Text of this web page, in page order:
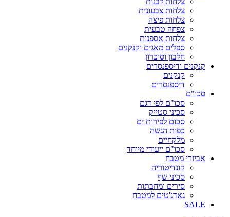
צלחות צבעונית
צלחות פיצה
צפחה טבעית
צלחות אספנות
ספלים מאגים וקנקנים
חלבון וסוכרון
קנקנים ודיספנסרים
קנקנים
דיספנסרים
סכו"ם
סכו"ם לפי דגם
סכיני סטייק
סכום לפירות ים
כפות הגשה
מלקחיים
סכו"ם ייעודי מיוחד
אביזרי מטבח
קונדיטוריה
סכיני שף
סירים ומחבתות
גאדג'טים למטבח
SALE